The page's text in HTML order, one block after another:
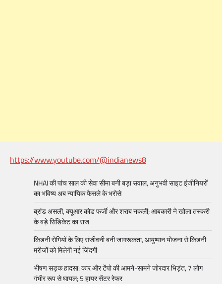
https://www.youtube.com/@indianews8
NHAI की पांच साल की सेवा सीमा बनी बड़ा सवाल, अनुभवी साइट इंजीनियरों
का भविष्य अब न्यायिक फैसले के भरोसे
ब्रांड असली, क्यूआर कोड फर्जी और शराब नकली; आबकारी ने खोला तस्करी
के बड़े सिंडिकेट का राज
किडनी रोगियों के लिए संजीवनी बनी जागरूकता, आयुष्मान योजना से किडनी
मरीजों को मिलेगी नई जिंदगी
भीषण सड़क हादसा: कार और टेंपो की आमने-सामने जोरदार भिड़ंत, 7 लोग
गंभीर रूप से घायल; 5 हायर सेंटर रेफर​